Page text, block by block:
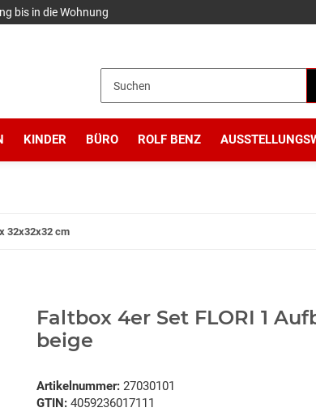
bis in die Wohnung
KINDER BÜRO ROLF BENZ
32x32x32 cm
Faltbox 4er Set FLORI 1
beige
Artikelnummer: 27030101
GTIN: 4059236017111